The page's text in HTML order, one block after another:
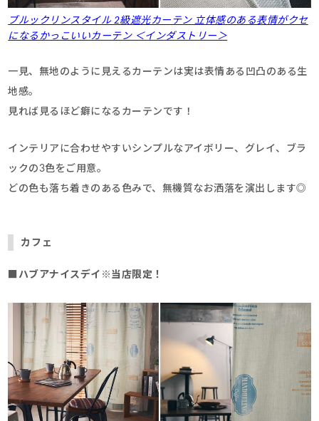
ブルックリンスタイル 2級遮光カーテン 立体感のある表情がクセ
になるかっこいいカーテン ＜インダストリー＞
一見、無地のように見えるカーテンは実は表情ある凹凸のある生
地感。
見れば見るほど癖になるカーテンです！
インテリアに合わせやすいシンプルなアイボリー、グレイ、ブラ
ックの3色をご用意。
どの色も落ち着きのある色みで、無機質なお洒落を演出します◎
カフェ
ハブアナイスデイ※当店限定 ！